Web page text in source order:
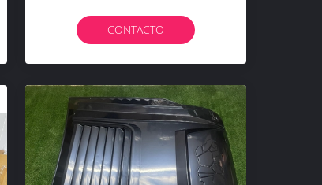
CONTACTO